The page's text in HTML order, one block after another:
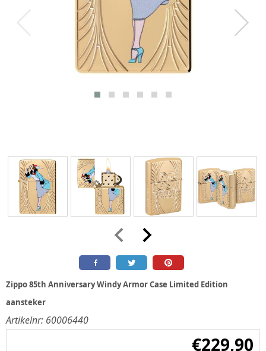
Zippo 85th Anniversary Windy Armor Case Limited Edition
aansteker
Artikelnr: 60006440
€229,90